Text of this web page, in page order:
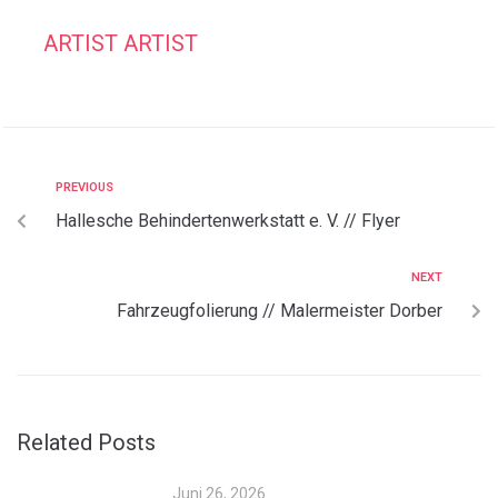
ARTIST ARTIST
PREVIOUS
Hallesche Behindertenwerkstatt e. V. // Flyer
NEXT
Fahrzeugfolierung // Malermeister Dorber
Related Posts
Juni 26, 2026